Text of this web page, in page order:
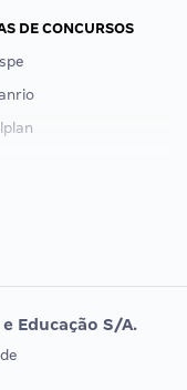
DE CONCURSOS
DE ORDEM
Educação S/A.